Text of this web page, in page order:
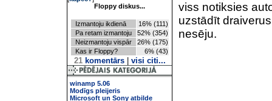
Floppy diskus...
Izmantoju ikdienā
16% (111)
Pa retam izmantoju
52% (354)
Neizmantoju vispār
26% (175)
Kas ir Floppy?
6% (43)
21komentārs| visi citi...
winamp 5.06
Modīgs pleijeris
Microsoft un Sony atbilde
viss notiksies
uzstādīt
nesēju.